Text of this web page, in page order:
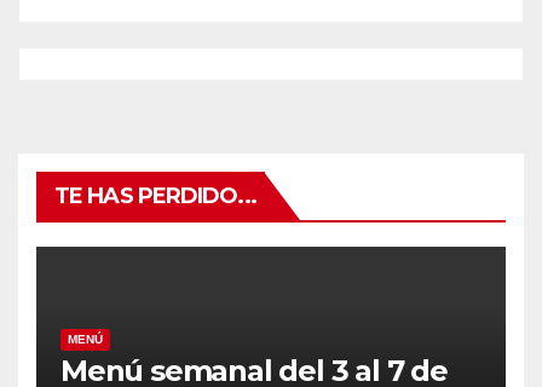
TE HAS PERDIDO...
MENÚ
Menú semanal del 3 al 7 de